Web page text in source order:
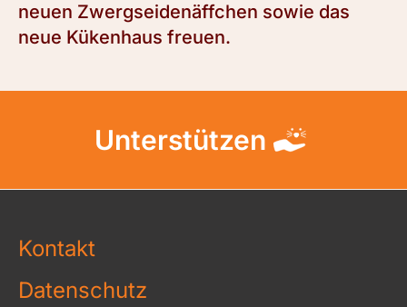
neuen Zwergseidenäffchen sowie das
neue Kükenhaus freuen.
Unterstützen
Kontakt
Datenschutz